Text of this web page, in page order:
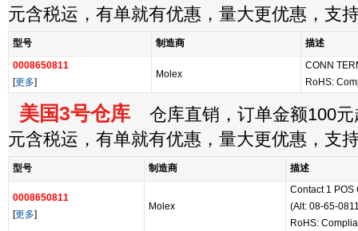
元含税运，有单就有优惠，量大更优惠，支
型号 制造商
描述
0008650811
[更多]
Molex
CONN
RoHS:
美国3号仓库 仓库直销，订单金额100元
元含税运，有单就有优惠，量大更优惠，支
型号 制造商 描述
0008650811
[更多]
Molex
Contact 1 POS
(Alt: 08-65-
RoHS: